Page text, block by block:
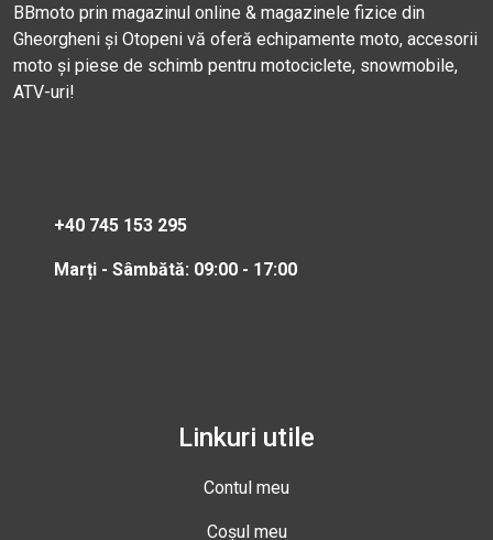
BBmoto prin magazinul online & magazinele fizice din
Gheorgheni și Otopeni vă oferă echipamente moto, accesorii
moto și piese de schimb pentru motociclete, snowmobile,
ATV-uri!
+40 745 153 295
Marți - Sâmbătă: 09:00 - 17:00
Linkuri utile
Contul meu
Coșul meu